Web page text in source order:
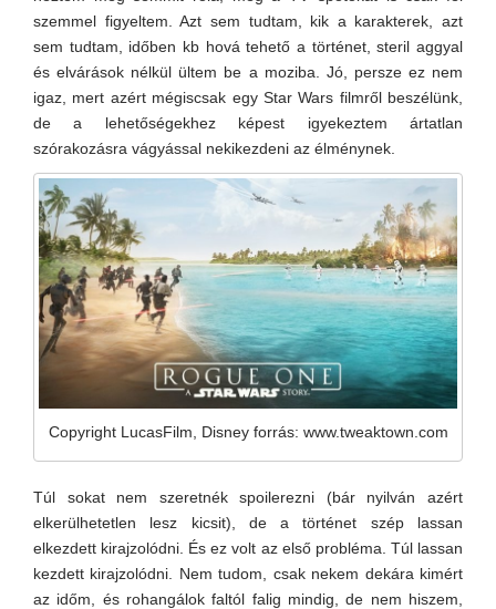
szemmel figyeltem. Azt sem tudtam, kik a karakterek, azt
sem tudtam, időben kb hová tehető a történet, steril aggyal
és elvárások nélkül ültem be a moziba. Jó, persze ez nem
igaz, mert azért mégiscsak egy Star Wars filmről beszélünk,
de a lehetőségekhez képest igyekeztem ártatlan
szórakozásra vágyással nekikezdeni az élménynek.
Copyright LucasFilm, Disney forrás: www.tweaktown.com
Túl sokat nem szeretnék spoilerezni (bár nyilván azért
elkerülhetetlen lesz kicsit), de a történet szép lassan
elkezdett kirajzolódni. És ez volt az első probléma. Túl lassan
kezdett kirajzolódni. Nem tudom, csak nekem dekára kimért
az időm, és rohangálok faltól falig mindig, de nem hiszem,